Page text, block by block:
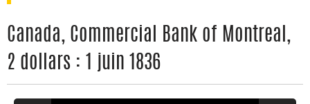
Canada, Commercial Bank of Montreal,
2 dollars : 1 juin 1836